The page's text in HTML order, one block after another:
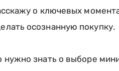
о ключевых
осознанную покупку.
нужно знать о выборе